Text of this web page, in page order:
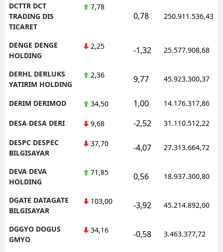
DCTTR DCT
TRADING DIS
TICARET
7,78
0,78 250.911.536,43
DENGE DENGE
HOLDING
2,25 -1,32 25.577.908,68
DERHL DERLUKS
YATIRIM HOLDING
2,36 9,77 45.923.300,37
DERIM DERIMOD 34,50 1,00 14.176.317,86
DESA DESA DERI 9,68 -2,52 31.110.512,22
DESPC DESPEC
BILGISAYAR
37,70 -4,07 27.313.664,72
DEVA DEVA
HOLDING
71,85 0,56 18.937.300,80
DGATE DATAGATE
BILGISAYAR
103,00 -3,92 45.214.892,00
DGGYO DOGUS
GMYO
34,16 -0,58 3.463.377,72